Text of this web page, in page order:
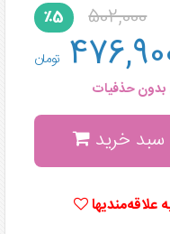
502,000 ٪5
تومان
بدون حذفیات
سبد خرید
علاقه‌مندیها